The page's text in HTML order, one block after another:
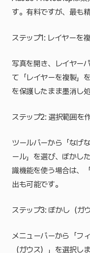
す。有料ですが、最も
ステップ1: レイヤーを
写真を開き、レイヤー
て「レイヤーを複製」
を保護したまま墨消し
ステップ2: 選択範囲を
ツールバーから「なげ
ール」を選び、ぼかし
識機能を使う場合は、
出も可能です。
ステップ3: ぼかし（ガ
メニューバーから「フ
（ガウス）」を選択